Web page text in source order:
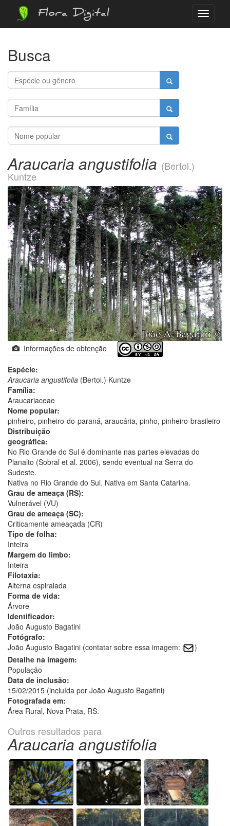
Menu
Flora Digital
Busca
Araucaria angustifolia (Bertol.)
Kuntze
Informações de obtenção
Espécie:
Araucaria angustifolia (Bertol.) Kuntze
Família:
Araucariaceae
Nome popular:
pinheiro, pinheiro-do-paraná, araucária, pinho, pinheiro-brasileiro
Distribuição
geográfica:
No Rio Grande do Sul é dominante nas partes elevadas do
Planalto (Sobral et al. 2006), sendo eventual na Serra do
Sudeste.
Nativa no Rio Grande do Sul. Nativa em Santa Catarina.
Grau de ameaça (RS):
Vulnerável (VU)
Grau de ameaça (SC):
Criticamente ameaçada (CR)
Tipo de folha:
Inteira
Margem do limbo:
Inteira
Filotaxia:
Alterna espiralada
Forma de vida:
Árvore
Identificador:
João Augusto Bagatini
Fotógrafo:
João Augusto Bagatini (contatar sobre essa imagem:
)
Detalhe na imagem:
População
Data de inclusão:
15/02/2015 (incluída por João Augusto Bagatini)
Fotografada em:
Área Rural, Nova Prata, RS.
Outros resultados para
Araucaria angustifolia